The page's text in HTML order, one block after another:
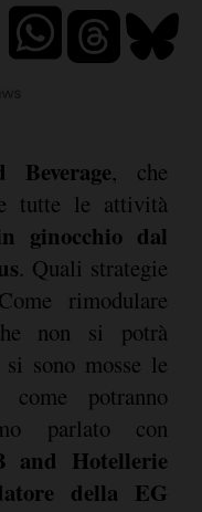
Beverage, che
tutte le attività
ginocchio dal
. Quali strategie
rimodulare
non si potrà
sono mosse le
potranno
parlato con
and Hotellerie
della EG